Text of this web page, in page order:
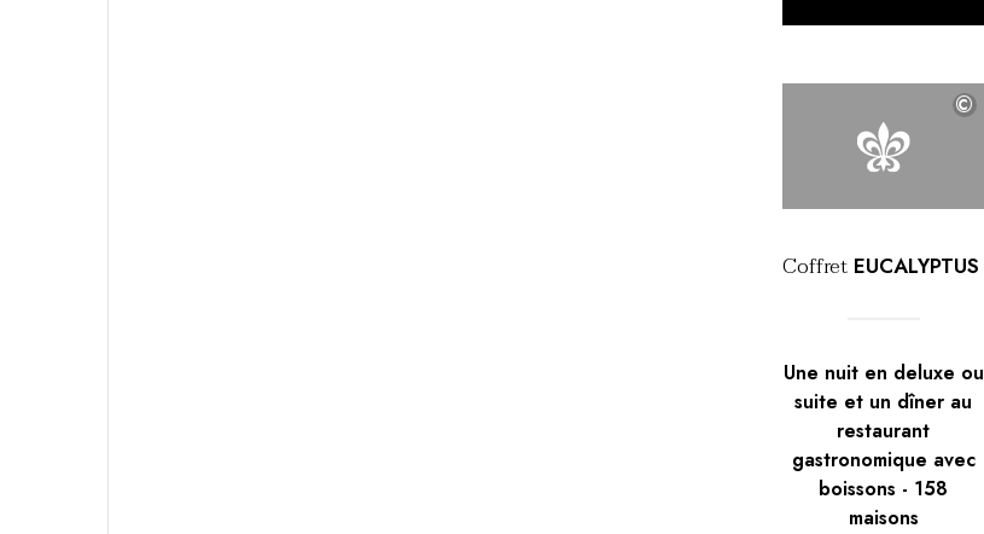
©
CoffretEUCALYPTUS
Une nuit en deluxe ou
suite et un dîner au
restaurant
gastronomique avec
boissons - 158
maisons